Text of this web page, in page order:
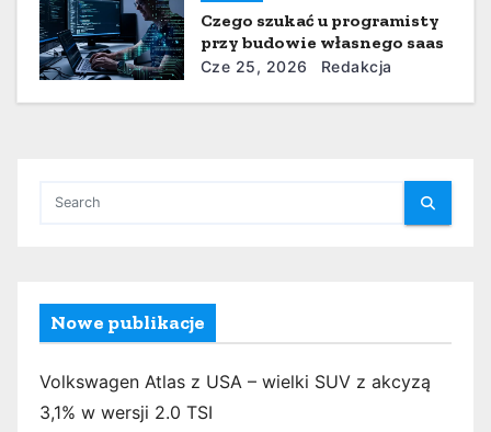
Czego szukać u programisty
przy budowie własnego saas
Cze 25, 2026 Redakcja
Nowe publikacje
Volkswagen Atlas z USA – wielki SUV z akcyzą
3,1% w wersji 2.0 TSI